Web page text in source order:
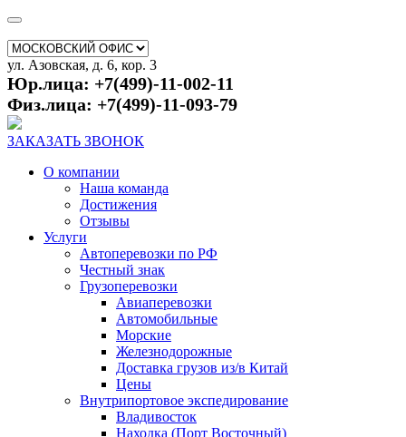
ул. Азовская, д. 6, кор. 3
Юр.лица: +7(499)-11-002-11
Физ.лица: +7(499)-11-093-79
ЗАКАЗАТЬ ЗВОНОК
О компании
Наша команда
Достижения
Отзывы
Услуги
Автоперевозки по РФ
Честный знак
Грузоперевозки
Авиаперевозки
Автомобильные
Морские
Железнодорожные
Доставка грузов из/в Китай
Цены
Внутрипортовое экспедирование
Владивосток
Находка (Порт Восточный)